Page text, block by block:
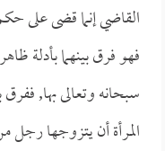
القاضي إنما قضى على
فهو فرق بينهما بأدلة
سبحانه وتعالى بها,
المرأة أن يتزوجها